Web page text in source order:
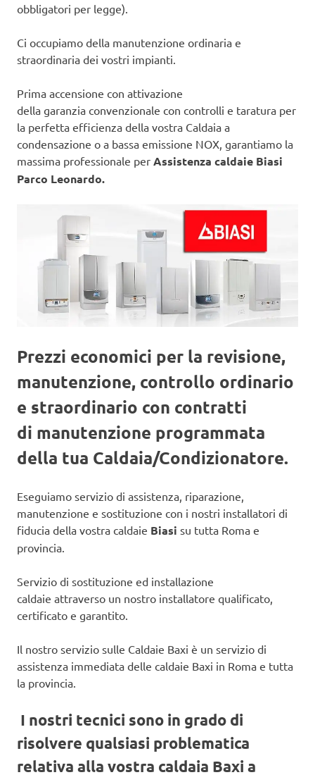
obbligatori per legge).
Ci occupiamo della manutenzione ordinaria e
straordinaria dei vostri impianti.
Prima accensione con attivazione
della garanzia convenzionale con controlli e taratura per
la perfetta efficienza della vostra Caldaia a
condensazione o a bassa emissione NOX, garantiamo la
massima professionale per Assistenza caldaie Biasi
Parco Leonardo.
Prezzi economici per la revisione,
manutenzione, controllo ordinario
e straordinario con contratti
di manutenzione programmata
della tua Caldaia/Condizionatore.
Eseguiamo servizio di assistenza, riparazione,
manutenzione e sostituzione con i nostri installatori di
fiducia della vostra caldaie Biasi su tutta Roma e
provincia.
Servizio di sostituzione ed installazione
caldaie attraverso un nostro installatore qualificato,
certificato e garantito.
Il nostro servizio sulle Caldaie Baxi è un servizio di
assistenza immediata delle caldaie Baxi in Roma e tutta
la provincia.
I nostri tecnici sono in grado di
risolvere qualsiasi problematica
relativa alla vostra caldaia Baxi a